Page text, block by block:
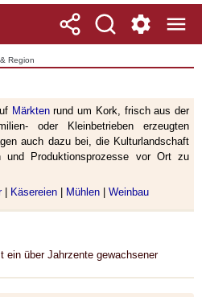
Region
Märktenrund um Kork, frisch aus der
oder Kleinbetrieben erzeugten
auch dazu bei, die Kulturlandschaft
Produktionsprozesse vor Ort zu
| Käsereien Mühlen Weinbau
ein über Jahrzente gewachsener